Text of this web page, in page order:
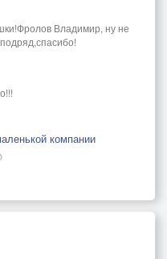
Владимир, ну не
компании